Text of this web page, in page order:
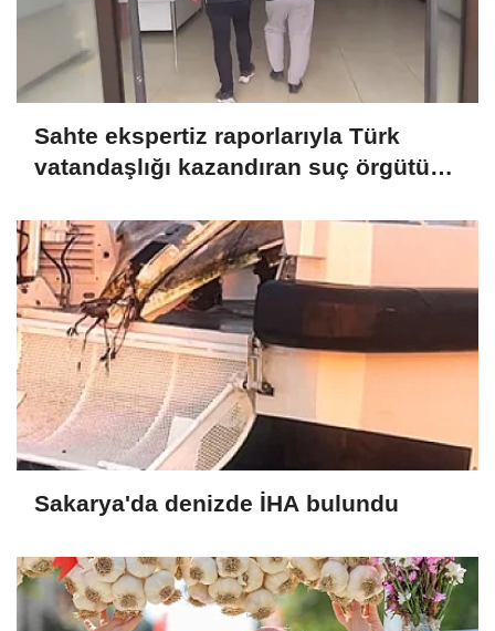
Sahte ekspertiz raporlarıyla Türk
vatandaşlığı kazandıran suç örgütüne
Sakarya'da denizde İHA bulundu